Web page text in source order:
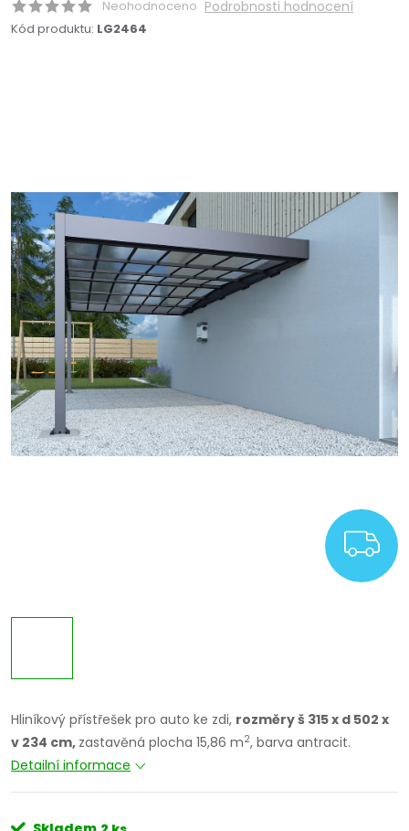
Neohodnoceno Podrobnosti hodnocení
Kód produktu: LG2464
Hliníkový přístřešek pro auto ke zdi, rozměry š 315 x d 502 x
v 234 cm, zastavěná plocha 15,86 m2, barva antracit.
Detailní informace